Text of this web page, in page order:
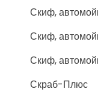
Скиф,
Скиф,
Скиф,
Скраб-Плюс